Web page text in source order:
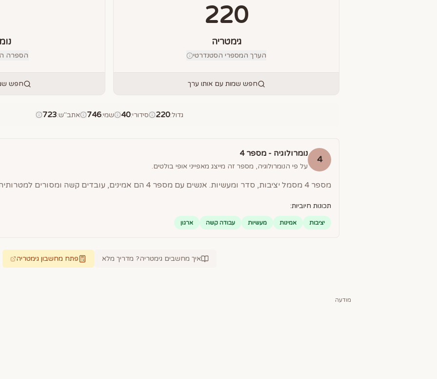
220
גימטריה
הערך המספרי הסטנדרטי
חפש שמות עם אותו ערך
הספרה
חפש
גדול:
220 סידורי:
40 שמי:
746 אתב"ש:
723
4
נומרולוגיה - מספר4
על פי הנומרולוגיה, מספר זה מייצג מאפייני אופי בולטים.
מספר 4 מסמל יציבות, סדר ומעשיות. אנשים עם מספר 4 הם אמינים, עובדים קשה ומסורים למטרותיהם.
תכונות חיוביות:
יציבות אמינות מעשיות עבודה קשה ארגון
איך מחשבים גימטריה? מדריך מלא פתח מחשבון גימטריה
מודעה